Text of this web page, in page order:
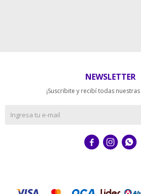
NEWSLETTER
¡Suscribite y recibí todas
  